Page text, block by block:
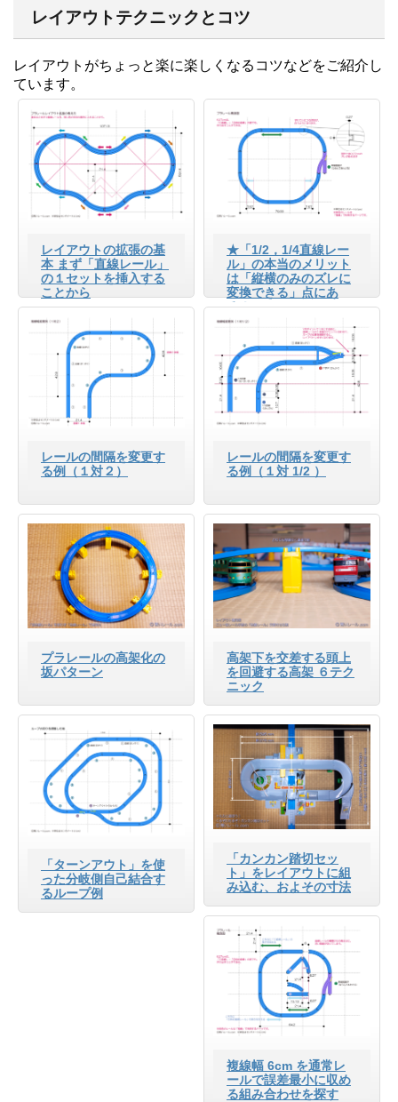
レイアウトテクニックとコツ
レイアウトがちょっと楽に楽しくなるコツなどをご紹介し
ています。
レイアウトの拡張の基
本 まず「直線レール」
の１セットを挿入する
ことから
★「1/2，1/4直線レー
ル」の本当のメリット
は「縦横のみのズレに
変換できる」点にあ
る！
レールの間隔を変更す
る例（１対２）
レールの間隔を変更す
る例（１対 1/2 ）
プラレールの高架化の
坂パターン
高架下を交差する頭上
を回避する高架 ６テク
ニック
「ターンアウト」を使
った分岐側自己結合す
るループ例
「カンカン踏切セッ
ト」をレイアウトに組
み込む、およその寸法
複線幅 6cm を通常レ
ールで誤差最小に収め
る組み合わせを探す